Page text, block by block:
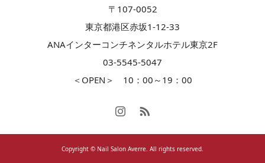
〒107-0052
東京都港区赤坂1-12-33
ANAインターコンチネンタルホテル東京2F
03-5545-5047
＜OPEN＞ 10：00～19：00
Copyright © Nail Salon Averre. All rights reserved.